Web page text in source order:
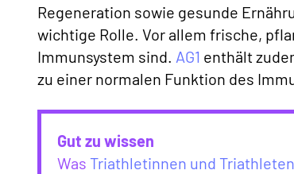
Regeneration sowie gesunde
wichtige Rolle. Vor allem frische,
Immunsystem sind. AG1 enthält
zu einer normalen Funktion des
Gut zu wissen
Was Triathletinnen und